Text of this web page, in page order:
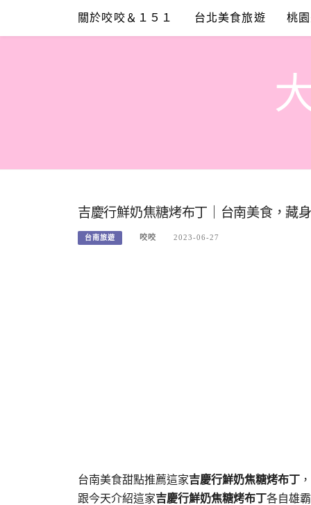
content
關於咬咬＆１５１ 台北美食旅遊 桃
吉慶行鮮奶焦糖烤布丁｜台南美食，藏
台南旅遊 咬咬 2023-06-27
台南美食甜點推薦這家吉慶行鮮奶焦糖烤布丁
跟今天介紹這家吉慶行鮮奶焦糖烤布丁各自雄